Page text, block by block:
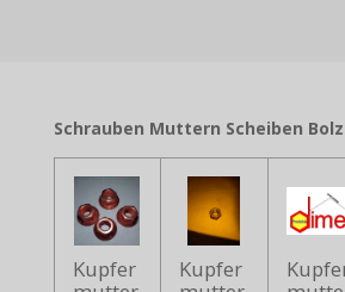
Schrauben Muttern Scheiben
Kupfer
Kupfer